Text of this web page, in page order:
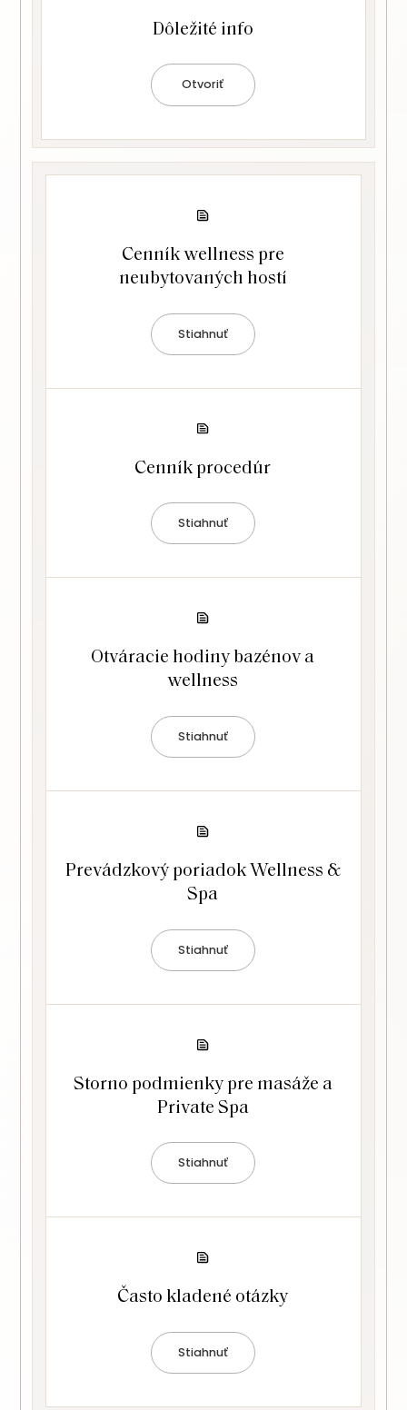
Dôležité info
Otvoriť
Cenník wellness pre
neubytovaných hostí
Stiahnuť
Cenník procedúr
Stiahnuť
Otváracie hodiny bazénov a
wellness
Stiahnuť
Prevádzkový poriadok Wellness &
Spa
Stiahnuť
Storno podmienky pre masáže a
Private Spa
Stiahnuť
Často kladené otázky
Stiahnuť